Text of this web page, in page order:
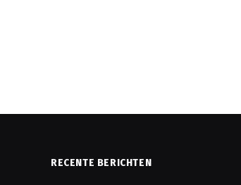
RECENTE BERICHTEN